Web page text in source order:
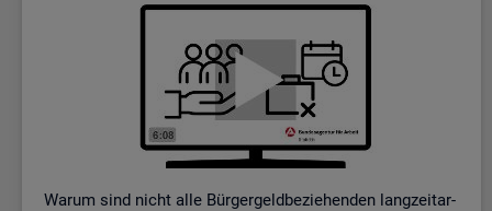
Warum sind nicht alle Bür­ger­geld­be­zie­hen­den lang­zeit­ar­